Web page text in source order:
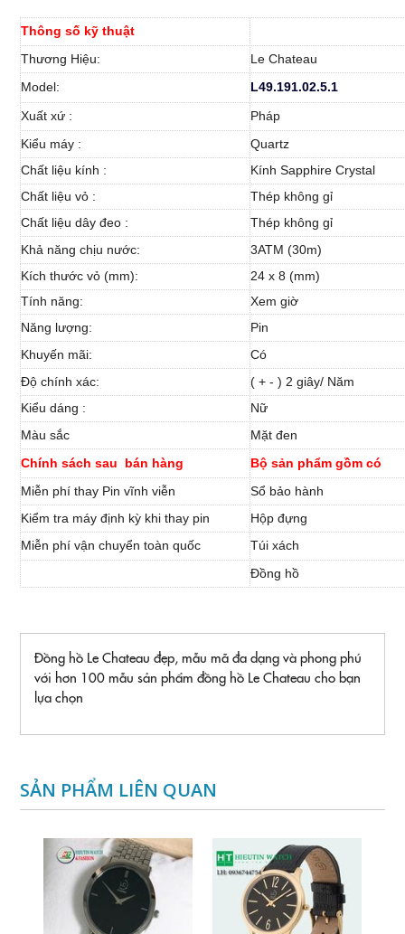
Thông số kỹ thuật
Thương Hiệu:
Le Chateau
Model:
L49.191.02.5.1
Xuất xứ :
Pháp
Kiểu máy :
Quartz
Chất liệu kính :
Kính Sapphire Crystal
Chất liệu vỏ :
Thép không gỉ
Chất liệu dây đeo :
Thép không gỉ
Khả năng chịu nước:
3ATM (30m)
Kích thước vỏ (mm):
24 x 8 (mm)
Tính năng:
Xem giờ
Năng lượng:
Pin
Khuyến mãi:
Có
Độ chính xác:
( + - ) 2 giây/ Năm
Kiểu dáng :
Nữ
Màu sắc
Mặt đen
Chính sách sau bán hàng
Bộ sản phẩm gồm có
Miễn phí thay Pin vĩnh viễn
Sổ bảo hành
Kiểm tra máy định kỳ khi thay pin
Hộp đựng
Miễn phí vận chuyển toàn quốc
Túi xách
Đồng hồ
Đồng hồ Le Chateau đẹp, mẫu mã đa dạng và phong phú
với hơn 100 mẫu sản phẩm đồng hồ Le Chateau cho bạn
lựa chọn
SẢN PHẨM LIÊN QUAN